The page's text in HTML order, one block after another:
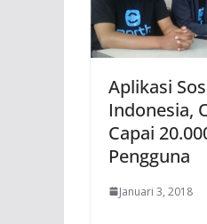
Aplikasi
Indonesia,
Capai
Pengguna
Januari 3, 2018